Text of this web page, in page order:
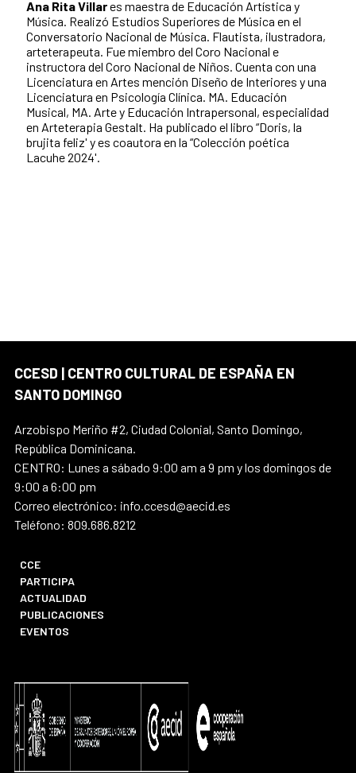
Ana Rita Villares maestra de Educación Artística y
Música. Realizó Estudios Superiores de Música en el
Conversatorio Nacional de Música. Flautista, ilustradora,
arteterapeuta. Fue miembro del Coro Nacional e
instructora del Coro Nacional de Niños. Cuenta con una
Licenciatura en Artes mención Diseño de Interiores y una
Licenciatura en Psicología Clínica. MA. Educación
Musical, MA. Arte y Educación Intrapersonal, especialidad
en Arteterapia Gestalt. Ha publicado el libro “Doris, la
brujita feliz' y es coautora en la “Colección poética
Lacuhe 2024'.
CCESD | CENTRO CULTURAL DE ESPAÑA EN
SANTO DOMINGO
Arzobispo Meriño #2, Ciudad Colonial, Santo Domingo,
República Dominicana.
CENTRO: Lunes a sábado 9:00 am a 9 pm y los domingos de
9:00 a 6:00 pm
Correo electrónico: info.ccesd@aecid.es
Teléfono: 809.686.8212
CCE
PARTICIPA
ACTUALIDAD
PUBLICACIONES
EVENTOS